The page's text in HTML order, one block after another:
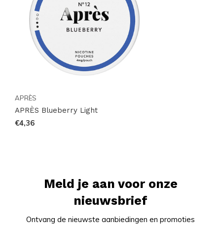
op de hoogte van nieuwe smaken en
voorraadupdates. Bestel eenvoudig online en geniet
snel van jouw favoriete pouches. Verkoop en
verzending alleen voor 18+ only.
APRÈS
APRÈS Blueberry Light
€4,36
Meld je aan voor onze
nieuwsbrief
Ontvang de nieuwste aanbiedingen en promoties